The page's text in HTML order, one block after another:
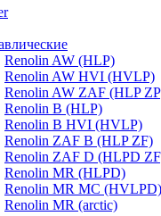
Renolin AW (HLP)
Renolin AW HVI (HVLP)
Renolin AW ZAF (HLP
Renolin B (HLP)
Renolin B HVI (HVLP)
Renolin ZAF B (HLP ZF)
Renolin ZAF D (HLPD
Renolin MR (HLPD)
Renolin MR MC (HVLPD)
Renolin MR (arctic)